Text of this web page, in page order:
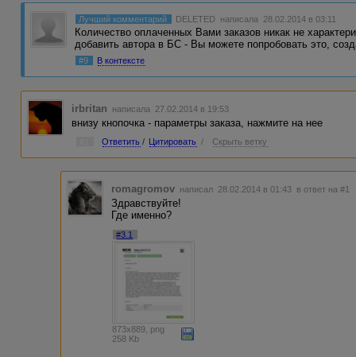
Лучший комментарий DELETED написала 28.02.2014 в 03:11
Количество оплаченных Вами заказов никак не
добавить автора в БС - Вы можете попробовать это,
#9 В контексте
irbritan написала 27.02.2014 в 19:53
внизу кнопочка - параметры заказа, нажмите на нее
Ответить / Цитировать / Скрыть ветку
romagromov написал 28.02.2014 в 01:43 в ответ на #1
Здравствуйте!
Где именно?
#3.1
873x889, png
258 Kb